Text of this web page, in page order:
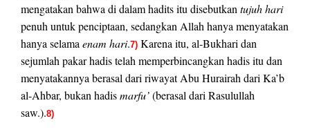
mengatakan bahwa di dalam hadits itu disebutkan tujuh hari
penuh untuk penciptaan, sedangkan Allah hanya menyatakan
hanya selama enam hari.7) Karena itu, al-Bukhari dan
sejumlah pakar hadis telah memperbincangkan hadis itu dan
menyatakannya berasal dari riwayat Abu Hurairah dari Ka’b
al-Ahbar, bukan hadismarfu’(berasal dari Rasulullah
saw.).8)